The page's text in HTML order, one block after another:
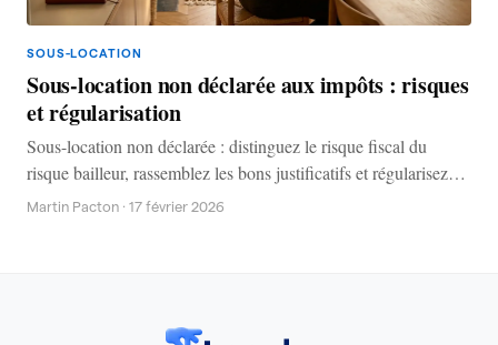
SOUS-LOCATION
Sous-location non déclarée aux impôts : risques
et régularisation
Sous-location non déclarée : distinguez le risque fiscal du
risque bailleur, rassemblez les bons justificatifs et régularisez
vos revenus de façon propre.
Martin Pacton · 17 février 2026